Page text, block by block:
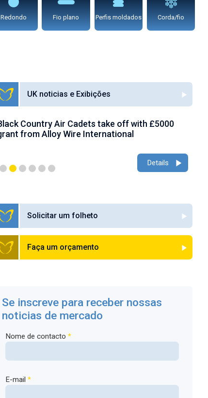
Redondo Fio plano Perfis moldados Corda/fio
UK noticias e Exibições
Country Air Cadets take off with £5000
from Alloy Wire International
Details
Solicitar um folheto
Faça um orçamento
Se inscreve para receber nossas
noticias de mercado
Nome de contacto*
E-mail*